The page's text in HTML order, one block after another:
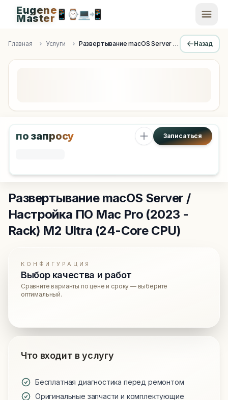
Apple Diagnostics & Engineering Authority in Saint
Eugene
Master📱 ⌚💻📲
Главная Услуги Развертывание macOS Server / Настройка ПО Назад
по запросу Записаться
Развертывание macOS Server /
Настройка ПО Mac Pro (2023 -
Rack) M2 Ultra (24-Core CPU)
КОНФИГУРАЦИЯ
Выбор качества и работ
Сравните варианты по цене и сроку — выберите
оптимальный.
Что входит в услугу
Бесплатная диагностика перед ремонтом
Оригинальные запчасти и комплектующие